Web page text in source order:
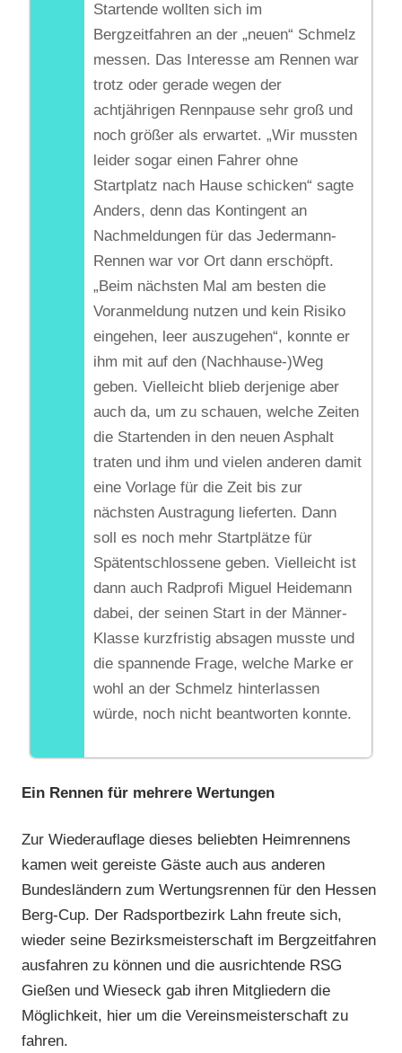
Startende wollten sich im
Bergzeitfahren an der „neuen“ Schmelz
messen. Das Interesse am Rennen war
trotz oder gerade wegen der
achtjährigen Rennpause sehr groß und
noch größer als erwartet. „Wir mussten
leider sogar einen Fahrer ohne
Startplatz nach Hause schicken“ sagte
Anders, denn das Kontingent an
Nachmeldungen für das Jedermann-
Rennen war vor Ort dann erschöpft.
„Beim nächsten Mal am besten die
Voranmeldung nutzen und kein Risiko
eingehen, leer auszugehen“, konnte er
ihm mit auf den (Nachhause-)Weg
geben. Vielleicht blieb derjenige aber
auch da, um zu schauen, welche Zeiten
die Startenden in den neuen Asphalt
traten und ihm und vielen anderen damit
eine Vorlage für die Zeit bis zur
nächsten Austragung lieferten. Dann
soll es noch mehr Startplätze für
Spätentschlossene geben. Vielleicht ist
dann auch Radprofi Miguel Heidemann
dabei, der seinen Start in der Männer-
Klasse kurzfristig absagen musste und
die spannende Frage, welche Marke er
wohl an der Schmelz hinterlassen
würde, noch nicht beantworten konnte.
Ein Rennen für mehrere Wertungen
Zur Wiederauflage dieses beliebten Heimrennens
kamen weit gereiste Gäste auch aus anderen
Bundesländern zum Wertungsrennen für den Hessen
Berg-Cup. Der Radsportbezirk Lahn freute sich,
wieder seine Bezirksmeisterschaft im Bergzeitfahren
ausfahren zu können und die ausrichtende RSG
Gießen und Wieseck gab ihren Mitgliedern die
Möglichkeit, hier um die Vereinsmeisterschaft zu
fahren.